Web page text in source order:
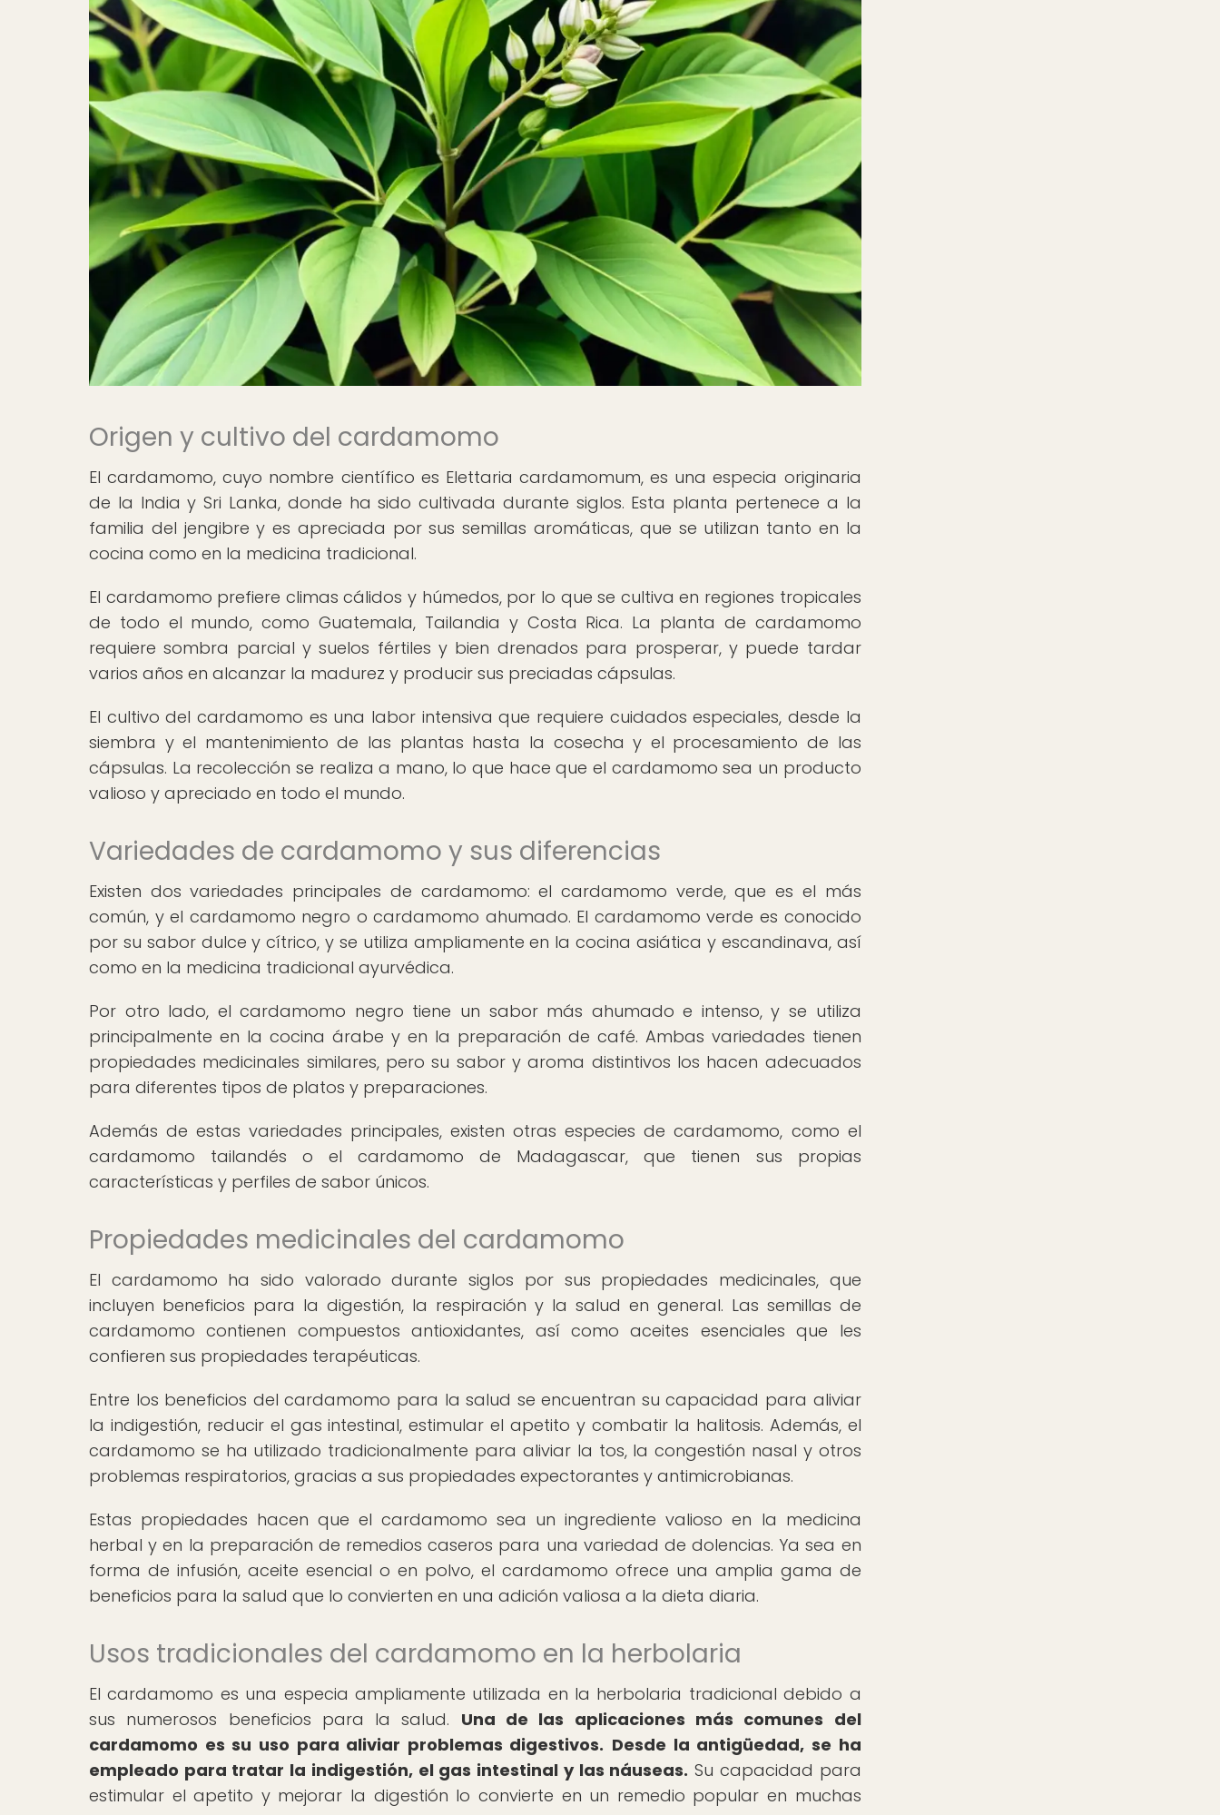
Origen y cultivo del cardamomo
El cardamomo, cuyo nombre científico es Elettaria cardamomum, es una especia originaria
de la India y Sri Lanka, donde ha sido cultivada durante siglos. Esta planta pertenece a la
familia del jengibre y es apreciada por sus semillas aromáticas, que se utilizan tanto en la
cocina como en la medicina tradicional.
El cardamomo prefiere climas cálidos y húmedos, por lo que se cultiva en regiones tropicales
de todo el mundo, como Guatemala, Tailandia y Costa Rica. La planta de cardamomo
requiere sombra parcial y suelos fértiles y bien drenados para prosperar, y puede tardar
varios años en alcanzar la madurez y producir sus preciadas cápsulas.
El cultivo del cardamomo es una labor intensiva que requiere cuidados especiales, desde la
siembra y el mantenimiento de las plantas hasta la cosecha y el procesamiento de las
cápsulas. La recolección se realiza a mano, lo que hace que el cardamomo sea un producto
valioso y apreciado en todo el mundo.
Variedades de cardamomo y sus diferencias
Existen dos variedades principales de cardamomo: el cardamomo verde, que es el más
común, y el cardamomo negro o cardamomo ahumado. El cardamomo verde es conocido
por su sabor dulce y cítrico, y se utiliza ampliamente en la cocina asiática y escandinava, así
como en la medicina tradicional ayurvédica.
Por otro lado, el cardamomo negro tiene un sabor más ahumado e intenso, y se utiliza
principalmente en la cocina árabe y en la preparación de café. Ambas variedades tienen
propiedades medicinales similares, pero su sabor y aroma distintivos los hacen adecuados
para diferentes tipos de platos y preparaciones.
Además de estas variedades principales, existen otras especies de cardamomo, como el
cardamomo tailandés o el cardamomo de Madagascar, que tienen sus propias
características y perfiles de sabor únicos.
Propiedades medicinales del cardamomo
El cardamomo ha sido valorado durante siglos por sus propiedades medicinales, que
incluyen beneficios para la digestión, la respiración y la salud en general. Las semillas de
cardamomo contienen compuestos antioxidantes, así como aceites esenciales que les
confieren sus propiedades terapéuticas.
Entre los beneficios del cardamomo para la salud se encuentran su capacidad para aliviar
la indigestión, reducir el gas intestinal, estimular el apetito y combatir la halitosis. Además, el
cardamomo se ha utilizado tradicionalmente para aliviar la tos, la congestión nasal y otros
problemas respiratorios, gracias a sus propiedades expectorantes y antimicrobianas.
Estas propiedades hacen que el cardamomo sea un ingrediente valioso en la medicina
herbal y en la preparación de remedios caseros para una variedad de dolencias. Ya sea en
forma de infusión, aceite esencial o en polvo, el cardamomo ofrece una amplia gama de
beneficios para la salud que lo convierten en una adición valiosa a la dieta diaria.
Usos tradicionales del cardamomo en la herbolaria
El cardamomo es una especia ampliamente utilizada en la herbolaria tradicional debido a
sus numerosos beneficios para la salud. Una de las aplicaciones más comunes del
cardamomo es su uso para aliviar problemas digestivos. Desde la antigüedad, se ha
empleado para tratar la indigestión, el gas intestinal y las náuseas. Su capacidad para
estimular el apetito y mejorar la digestión lo convierte en un remedio popular en muchas